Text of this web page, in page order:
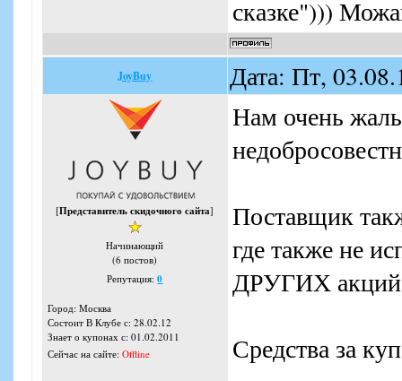
сказке")))
JoyBuy Дата: Пт,
[Представитель скидочного сайта]
Начинающий
(6 постов)
Репутация:0
Город: Москва
Состоит В Клубе с: 28.02.12
Знает о купонах с: 01.02.2011
Сейчас на сайте: Offline
Нам очень
Поставщик
где также не
ДРУГИХ
Средства за